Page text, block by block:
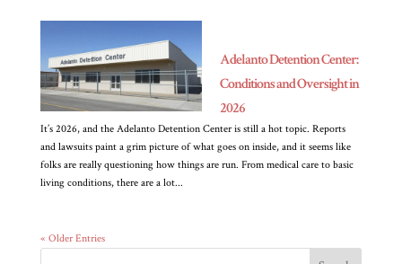
Adelanto Detention Center:
Conditions and Oversight in
2026
It’s 2026, and the Adelanto Detention Center is still a hot topic. Reports
and lawsuits paint a grim picture of what goes on inside, and it seems like
folks are really questioning how things are run. From medical care to basic
living conditions, there are a lot...
« Older Entries